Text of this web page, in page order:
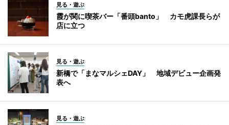
見る・遊ぶ
霞が関に喫茶バー「番頭banto」 カモ虎課長らが
店に立つ
見る・遊ぶ
新橋で「まなマルシェDAY」 地域デビュー企画発
表へ
見る・遊ぶ